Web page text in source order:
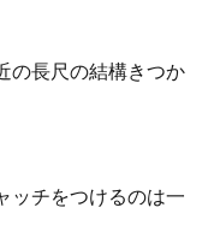
の長尺の結構きつか
ッチをつけるのは一